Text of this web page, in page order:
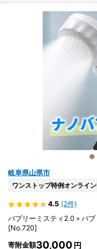
岐阜県山県市
ワンストップ特例オンライ
4.5 (2件)
バブリーミスティ2.0＋バブ
[No.720]
寄附金額30,000